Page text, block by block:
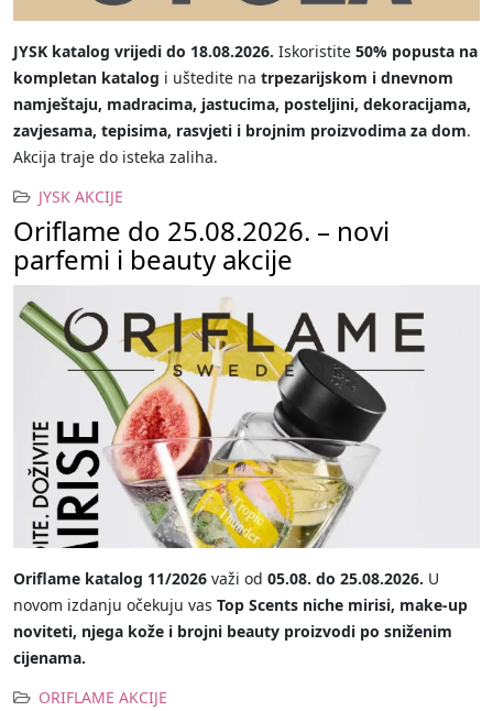
JYSK katalog vrijedi do 18.08.2026. Iskoristite 50% popusta na
kompletan katalog i uštedite na trpezarijskom i dnevnom
namještaju, madracima, jastucima, posteljini, dekoracijama,
zavjesama, tepisima, rasvjeti i brojnim proizvodima za dom.
Akcija traje do isteka zaliha.
JYSK AKCIJE
Oriflame do 25.08.2026. – novi
parfemi i beauty akcije
Oriflame katalog 11/2026 važi od 05.08. do 25.08.2026. U
novom izdanju očekuju vas Top Scents niche mirisi, make-up
noviteti, njega kože i brojni beauty proizvodi po sniženim
cijenama.
ORIFLAME AKCIJE